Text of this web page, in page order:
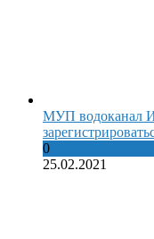
МУП водоканал
0
25.02.2021